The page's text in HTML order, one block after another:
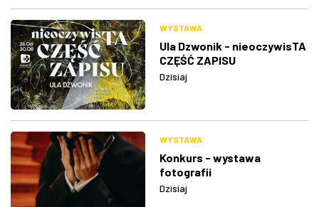
WYSTAWA
Ula Dzwonik - nieoczywisTA
CZĘŚĆ ZAPISU
Dzisiaj
WYSTAWA
Konkurs - wystawa
fotografii
Dzisiaj